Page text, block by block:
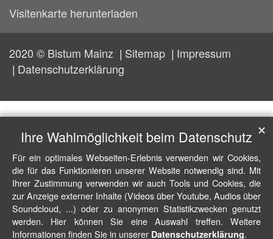
Visitenkarte herunterladen
2020 © Bistum Mainz Sitemap
Impressum
Datenschutzerklärung
Ihre Wahlmöglichkeit beim Datenschutz
Für ein optimales Webseiten-Erlebnis verwenden wir Cookies,
die für das Funktionieren unserer Website notwendig sind. Mit
Ihrer Zustimmung verwenden wir auch Tools und Cookies, die
zur Anzeige externer Inhalte (Videos über Youtube, Audios über
Soundcloud, ...) oder zu anonymen Statistikzwecken genutzt
werden. Hier können Sie eine Auswahl treffen. Weitere
Informationen finden Sie in unserer Datenschutzerklärung.
✕